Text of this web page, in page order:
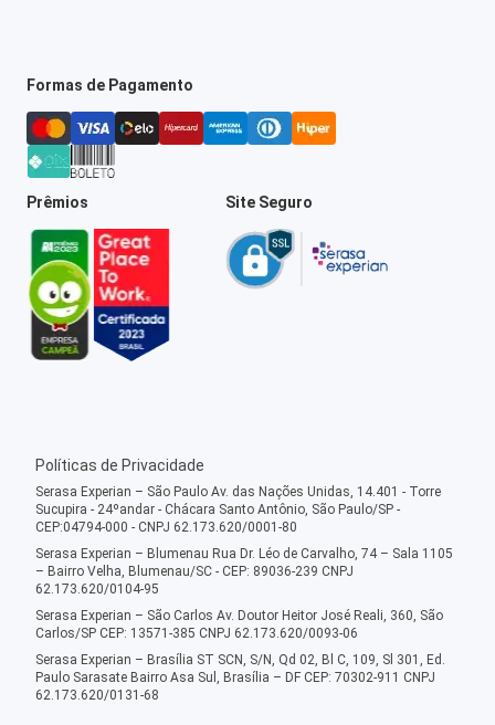
Formas de Pagamento
Prêmios Site Seguro
Políticas de Privacidade
Serasa Experian – São Paulo Av. das Nações Unidas, 14.401 - Torre
Sucupira - 24ºandar - Chácara Santo Antônio, São Paulo/SP -
CEP:04794-000 - CNPJ 62.173.620/0001-80
Serasa Experian – Blumenau Rua Dr. Léo de Carvalho, 74 – Sala 1105
– Bairro Velha, Blumenau/SC - CEP: 89036-239 CNPJ
62.173.620/0104-95
Serasa Experian – São Carlos Av. Doutor Heitor José Reali, 360, São
Carlos/SP CEP: 13571-385 CNPJ 62.173.620/0093-06
Serasa Experian – Brasília ST SCN, S/N, Qd 02, Bl C, 109, Sl 301, Ed.
Paulo Sarasate Bairro Asa Sul, Brasília – DF CEP: 70302-911 CNPJ
62.173.620/0131-68